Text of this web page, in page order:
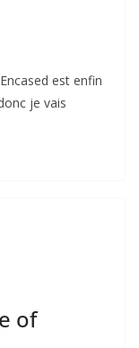
est enfin
je vais
of